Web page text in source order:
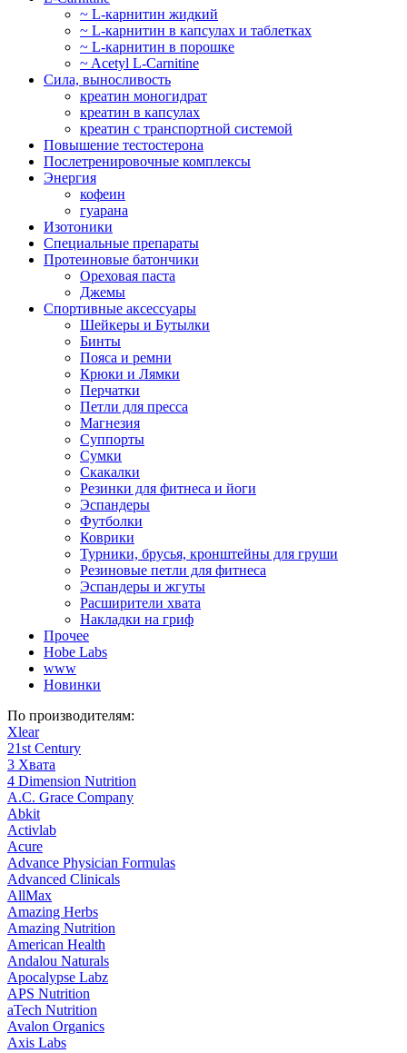
~ L-карнитин жидкий
~ L-карнитин в капсулах и таблетках
~ L-карнитин в порошке
~ Acetyl L-Carnitine
Сила, выносливость
креатин моногидрат
креатин в капсулах
креатин с транспортной системой
Повышение тестостерона
Послетренировочные комплексы
Энергия
кофеин
гуарана
Изотоники
Специальные препараты
Протеиновые батончики
Ореховая паста
Джемы
Спортивные аксессуары
Шейкеры и Бутылки
Бинты
Пояса и ремни
Крюки и Лямки
Перчатки
Петли для пресса
Магнезия
Суппорты
Сумки
Скакалки
Резинки для фитнеса и йоги
Эспандеры
Футболки
Коврики
Турники, брусья, кронштейны для груши
Резиновые петли для фитнеса
Эспандеры и жгуты
Расширители хвата
Накладки на гриф
Прочее
Hobe Labs
www
Новинки
По производителям:
Xlear
21st Century
3 Хвата
4 Dimension Nutrition
A.C. Grace Company
Abkit
Activlab
Acure
Advance Physician Formulas
Advanced Clinicals
AllMax
Amazing Herbs
Amazing Nutrition
American Health
Andalou Naturals
Apocalypse Labz
APS Nutrition
aTech Nutrition
Avalon Organics
Axis Labs